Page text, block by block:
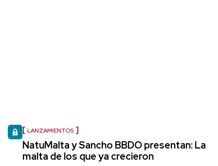
LANZAMIENTOS
NatuMalta y Sancho BBDO presentan: La
malta de los que ya crecieron